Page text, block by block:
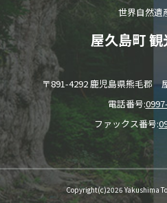
世界自然遺
屋久島町 観
〒891-4292 鹿児島県熊毛郡
電話番号:
ファックス番号:
Copyright(c)2026 Yakushima